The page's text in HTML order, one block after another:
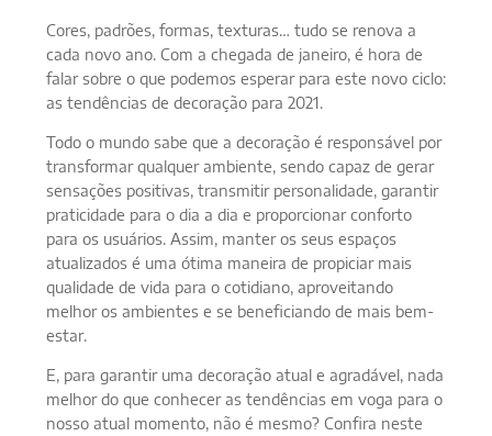
Cores, padrões, formas, texturas… tudo se renova a
cada novo ano. Com a chegada de janeiro, é hora de
falar sobre o que podemos esperar para este novo ciclo:
as tendências de decoração para 2021.
Todo o mundo sabe que a decoração é responsável por
transformar qualquer ambiente, sendo capaz de gerar
sensações positivas, transmitir personalidade, garantir
praticidade para o dia a dia e proporcionar conforto
para os usuários. Assim, manter os seus espaços
atualizados é uma ótima maneira de propiciar mais
qualidade de vida para o cotidiano, aproveitando
melhor os ambientes e se beneficiando de mais bem-
estar.
E, para garantir uma decoração atual e agradável, nada
melhor do que conhecer as tendências em voga para o
nosso atual momento, não é mesmo? Confira neste